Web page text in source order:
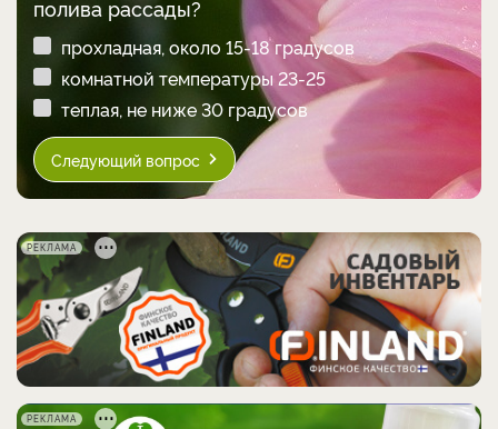
полива рассады?
прохладная, около 15-18 градусов
комнатной температуры 23-25
теплая, не ниже 30 градусов
Следующий вопрос
РЕКЛАМА
РЕКЛАМА